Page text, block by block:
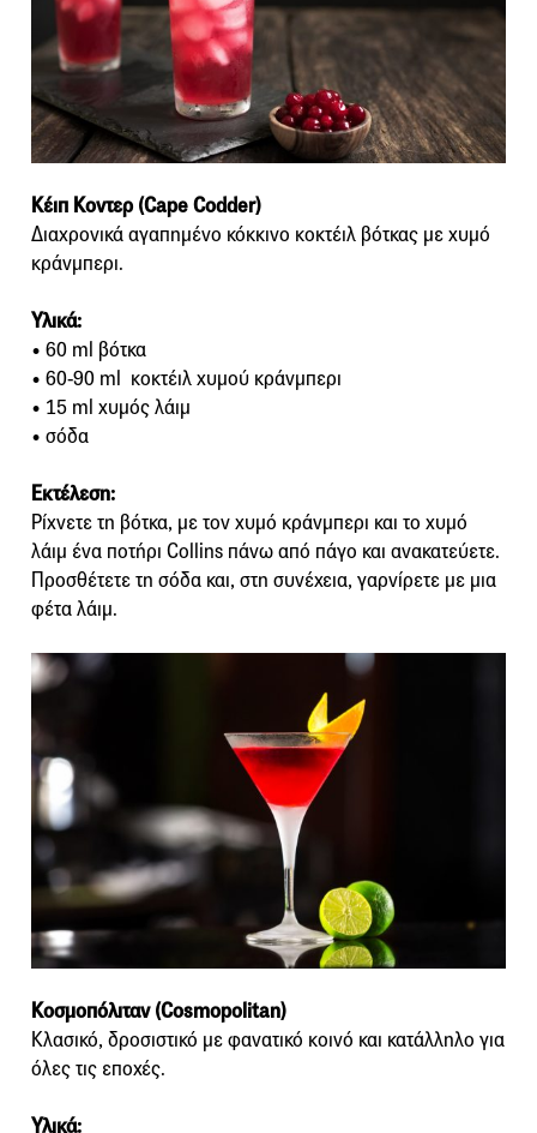
Κέιπ Κοντερ (Cape Codder)
Διαχρονικά αγαπημένο κόκκινο κοκτέιλ βότκας με χυμό
κράνμπερι.
Υλικά:
• 60 ml βότκα
• 60-90 ml κοκτέιλ χυμού κράνμπερι
• 15 ml χυμός λάιμ
• σόδα
Εκτέλεση:
Ρίχνετε τη βότκα, με τον χυμό κράνμπερι και το χυμό
λάιμ ένα ποτήρι Collins πάνω από πάγο και ανακατεύετε.
Προσθέτετε τη σόδα και, στη συνέχεια, γαρνίρετε με μια
φέτα λάιμ.
Κοσμοπόλιταν (Cosmopolitan)
Κλασικό, δροσιστικό με φανατικό κοινό και κατάλληλο για
όλες τις εποχές.
Υλικά: